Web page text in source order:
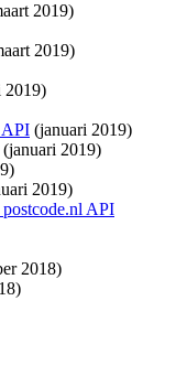
2019)
2019)
2019)
API (januari 2019)
(januari 2019)
2019)
API
2018)